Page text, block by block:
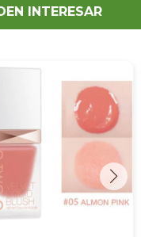
INTERESAR